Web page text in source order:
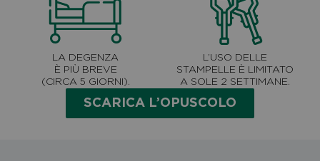
LA DEGENZA
È PIÙ BREVE
(CIRCA 5 GIORNI).
L’USO DELLE
STAMPELLE È LIMITATO
A SOLE 2 SETTIMANE.
SCARICA L’OPUSCOLO